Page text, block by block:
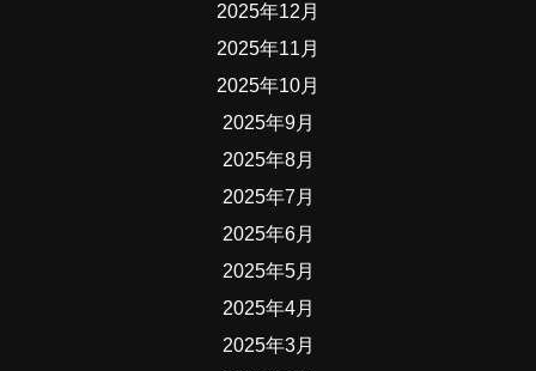
2025年12月
2025年11月
2025年10月
2025年9月
2025年8月
2025年7月
2025年6月
2025年5月
2025年4月
2025年3月